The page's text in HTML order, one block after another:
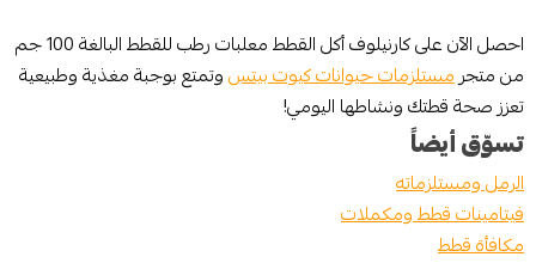
احصل الآن على كارنيلوف أكل القطط معلبات رطب للقطط البالغة 100 جم
من متجرمستلزمات حيوانات كيوت بيتسوتمتع بوجبة مغذية وطبيعية
تعزز صحة قطتك ونشاطها اليومي!
تسوّق أيضاً
الرمل ومستلزماته
فيتامينات قطط ومكملات
مكافأة قطط